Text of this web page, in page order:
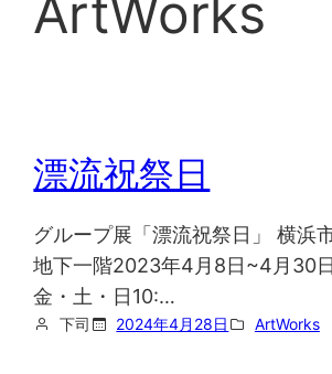
ArtWorks
漂流祝祭日
グループ展「漂流祝祭日」 横浜
地下一階2023年4月8日~4月30
金・土・日10:…
下司 2024年4月28日 ArtWorks